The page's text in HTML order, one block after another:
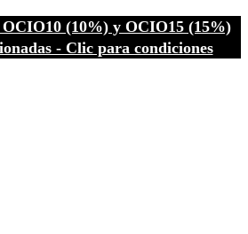
OCIO10 (10%) y OCIO15 (15%)
- Clic para condiciones